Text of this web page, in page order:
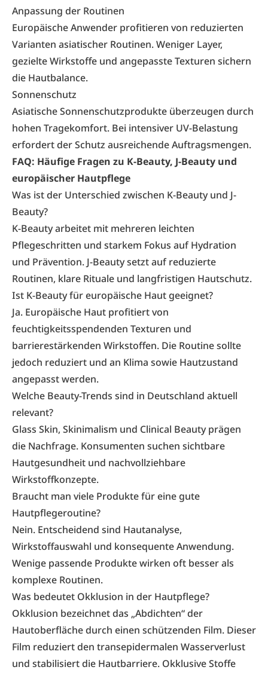
Anpassung der Routinen
Europäische Anwender profitieren von reduzierten
Varianten asiatischer Routinen. Weniger Layer,
gezielte Wirkstoffe und angepasste Texturen sichern
die Hautbalance.
Sonnenschutz
Asiatische Sonnenschutzprodukte überzeugen durch
hohen Tragekomfort. Bei intensiver UV-Belastung
erfordert der Schutz ausreichende Auftragsmengen.
FAQ: Häufige Fragen zu K-Beauty, J-Beauty und
europäischer Hautpflege
Was ist der Unterschied zwischen K-Beauty und J-
Beauty?
K-Beauty arbeitet mit mehreren leichten
Pflegeschritten und starkem Fokus auf Hydration
und Prävention. J-Beauty setzt auf reduzierte
Routinen, klare Rituale und langfristigen Hautschutz.
Ist K-Beauty für europäische Haut geeignet?
Ja. Europäische Haut profitiert von
feuchtigkeitsspendenden Texturen und
barrierestärkenden Wirkstoffen. Die Routine sollte
jedoch reduziert und an Klima sowie Hautzustand
angepasst werden.
Welche Beauty-Trends sind in Deutschland aktuell
relevant?
Glass Skin, Skinimalism und Clinical Beauty prägen
die Nachfrage. Konsumenten suchen sichtbare
Hautgesundheit und nachvollziehbare
Wirkstoffkonzepte.
Braucht man viele Produkte für eine gute
Hautpflegeroutine?
Nein. Entscheidend sind Hautanalyse,
Wirkstoffauswahl und konsequente Anwendung.
Wenige passende Produkte wirken oft besser als
komplexe Routinen.
Was bedeutet Okklusion in der Hautpflege?
Okklusion bezeichnet das „Abdichten“ der
Hautoberfläche durch einen schützenden Film. Dieser
Film reduziert den transepidermalen Wasserverlust
und stabilisiert die Hautbarriere. Okklusive Stoffe